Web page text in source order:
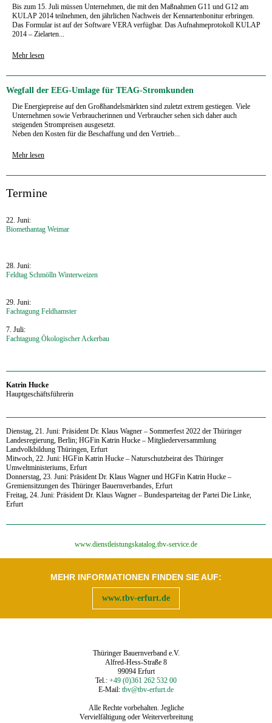
Bis zum 15. Juli müssen Unternehmen, die mit den Maßnahmen G11 und G12 am
KULAP 2014 teilnehmen, den jährlichen Nachweis der Kennartenbonitur erbringen.
Das Formular ist auf der Software VERA verfügbar. Das Aufnahmeprotokoll KULAP
2014 – Zielarten...
Mehr lesen
Wegfall der EEG-Umlage für TEAG-Stromkunden
Die Energiepreise auf den Großhandelsmärkten sind zuletzt extrem gestiegen. Viele
Unternehmen sowie Verbraucherinnen und Verbraucher sehen sich daher auch
steigenden Strompreisen ausgesetzt.
Neben den Kosten für die Beschaffung und den Vertrieb...
Mehr lesen
‍Termine
22. Juni:
Biomethantag Weimar
28. Juni:
Feldtag Schmölln Winterweizen
29. Juni:
Fachtagung Feldhamster
7. Juli:
Fachtagung Ökologischer Ackerbau
‍Katrin Hucke
Hauptgeschäftsführerin
Dienstag, 21. Juni: Präsident Dr. Klaus Wagner – Sommerfest 2022 der Thüringer
Landesregierung, Berlin; HGFin Katrin Hucke – Mitgliederversammlung
Landvolkbildung Thüringen, Erfurt
Mitwoch, 22. Juni: HGFin Katrin Hucke – Naturschutzbeirat des Thüringer
Umweltministeriums, Erfurt
Donnerstag, 23. Juni: Präsident Dr. Klaus Wagner und HGFin Katrin Hucke –
Gremiensitzungen des Thüringer Bauernverbandes, Erfurt
Freitag, 24. Juni: Präsident Dr. Klaus Wagner – Bundesparteitag der Partei Die Linke,
Erfurt
‍www.dienstleistungskatalog.tbv-service.de
MEHR INFORMATIONEN FINDEN SIE AUF:
www.tbv-erfurt.de
Thüringer Bauernverband e.V.
Alfred-Hess-Straße 8
99094 Erfurt
Tel.: +49 (0)361 262 532 00
E-Mail: tbv@tbv-erfurt.de
Alle Rechte vorbehalten. Jegliche
Vervielfältigung oder Weiterverbreitung